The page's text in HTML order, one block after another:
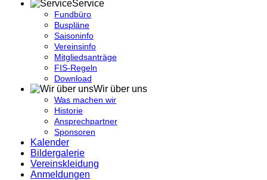
Service
Fundbüro
Buspläne
Saisoninfo
Vereinsinfo
Mitgliedsanträge
FIS-Regeln
Download
Wir über uns
Was machen wir
Historie
Ansprechpartner
Sponsoren
Kalender
Bildergalerie
Vereinskleidung
Anmeldungen